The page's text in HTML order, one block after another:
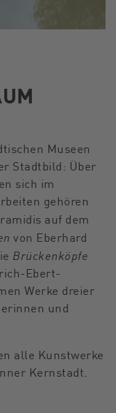
Museen
Stadtbild: Über
sich im
gehören
auf dem
von Eberhard
Brückenköpfe
Ebert-
Werke dreier
und
alle Kunstwerke
Kernstadt.